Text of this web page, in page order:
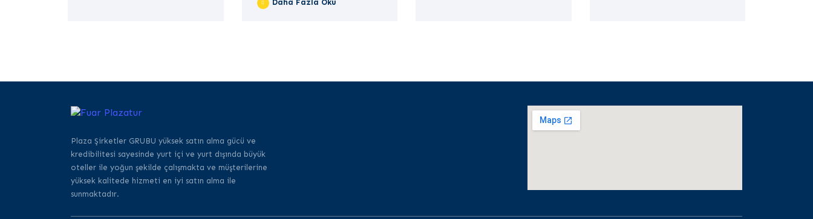
Daha Fazla Oku
Plaza Şirketler GRUBU yüksek satın alma gücü ve
kredibilitesi sayesinde yurt içi ve yurt dışında büyük
oteller ile yoğun şekilde çalışmakta ve müşterilerine
yüksek kalitede hizmeti en iyi satın alma ile
sunmaktadır.